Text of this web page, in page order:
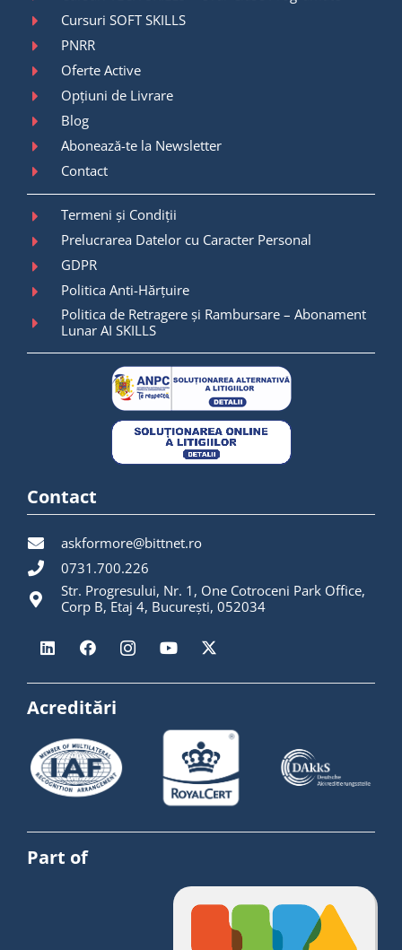
Cursuri SOFT SKILLS
PNRR
Oferte Active
Opțiuni de Livrare
Blog
Abonează-te la Newsletter
Contact
Termeni și Condiții
Prelucrarea Datelor cu Caracter Personal
GDPR
Politica Anti-Hărțuire
Politica de Retragere și Rambursare – Abonament
Lunar AI SKILLS
Contact
askformore@bittnet.ro
0731.700.226
Str. Progresului, Nr. 1, One Cotroceni Park Office,
Corp B, Etaj 4, București, 052034
Acreditări
Part of